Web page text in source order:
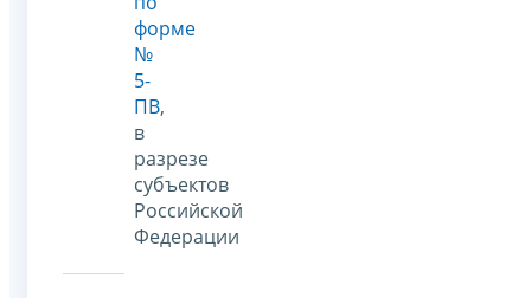
форме
№
5-
ПВ,
в
разрезе
субъектов
Российской
Федерации